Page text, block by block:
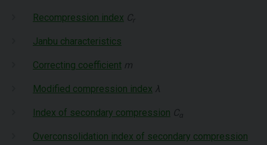
Recompression index Cr
Janbu characteristics
Correcting coefficient m
Modified compression index λ
Index of secondary compression Cα
Overconsolidation index of secondary compression